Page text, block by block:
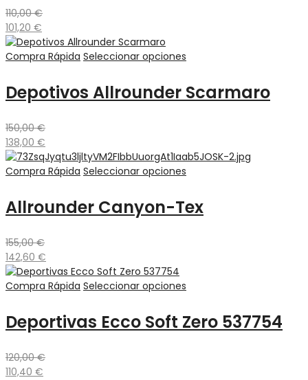
110,00€
101,20 €
Compra Rápida Seleccionar opciones
Depotivos Allrounder Scarmaro
150,00€
138,00 €
Compra Rápida Seleccionar opciones
Allrounder Canyon-Tex
155,00€
142,60 €
Compra Rápida Seleccionar opciones
Deportivas Ecco Soft Zero 537754
120,00€
110,40 €